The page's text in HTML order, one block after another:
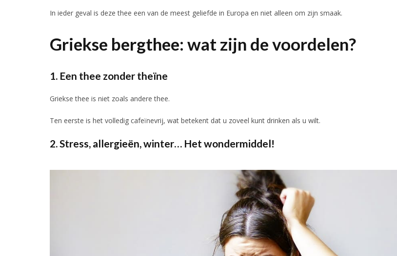
In ieder geval is deze thee een van de meest geliefde in Europa en niet alleen om zijn smaak.
Griekse bergthee: wat zijn de voordelen?
1. Een thee zonder theïne
Griekse thee is niet zoals andere thee.
Ten eerste is het volledig cafeïnevrij, wat betekent dat u zoveel kunt drinken als u wilt.
2. Stress, allergieën, winter… Het wondermiddel!